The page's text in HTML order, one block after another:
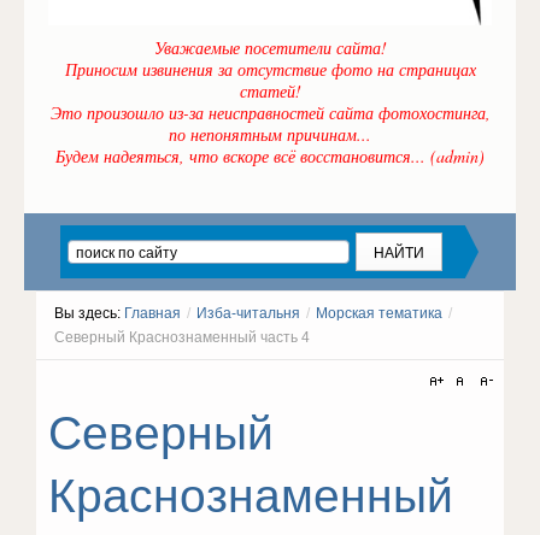
Уважаемые посетители сайта!
Приносим извинения за отсутствие фото на страницах
статей!
Это произошло из-за неисправностей сайта фотохостинга,
по непонятным причинам...
Будем надеяться, что вскоре всё восстановится... (admin)
Вы здесь: Главная / Изба-читальня / Морская тематика /
Северный Краснознаменный часть 4
Северный
Краснознаменный